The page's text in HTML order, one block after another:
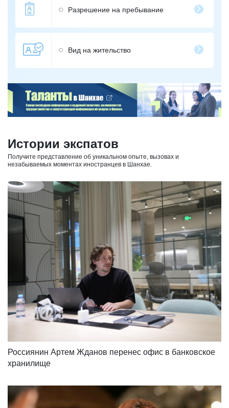
Разрешение на пребывание
Вид на жительство
Истории экспатов
Получите представление об уникальном опыте, вызовах и
незабываемых моментах иностранцев в Шанхае.
Россиянин Артем Жданов перенес офис в банковское
хранилище